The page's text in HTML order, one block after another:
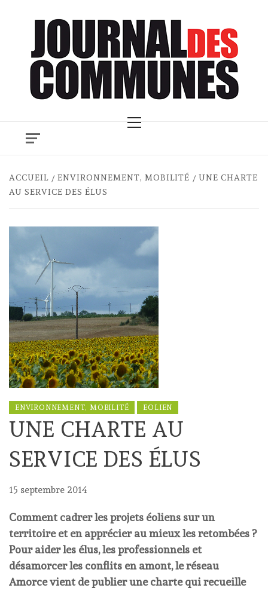
Menu
ACCUEIL ENVIRONNEMENT, MOBILITÉ
UNE CHARTE
AU SERVICE DES ÉLUS
ENVIRONNEMENT, MOBILITÉ EOLIEN
UNE CHARTE AU
SERVICE DES ÉLUS
15 septembre 2014
Comment cadrer les projets éoliens sur un
territoire et en apprécier au mieux les retombées ?
Pour aider les élus, les professionnels et
désamorcer les conflits en amont, le réseau
Amorce vient de publier une charte qui recueille